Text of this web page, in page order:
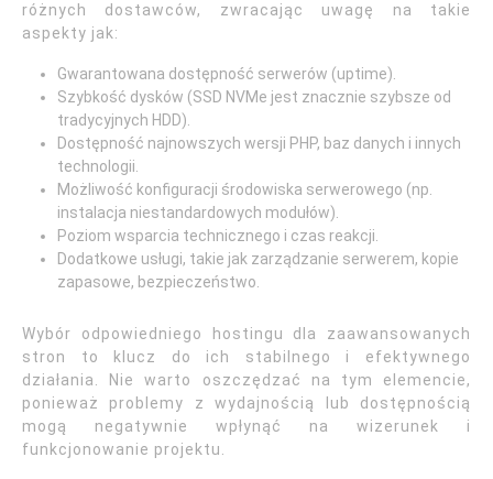
różnych dostawców, zwracając uwagę na takie
aspekty jak:
Gwarantowana dostępność serwerów (uptime).
Szybkość dysków (SSD NVMe jest znacznie szybsze od
tradycyjnych HDD).
Dostępność najnowszych wersji PHP, baz danych i innych
technologii.
Możliwość konfiguracji środowiska serwerowego (np.
instalacja niestandardowych modułów).
Poziom wsparcia technicznego i czas reakcji.
Dodatkowe usługi, takie jak zarządzanie serwerem, kopie
zapasowe, bezpieczeństwo.
Wybór odpowiedniego hostingu dla zaawansowanych
stron to klucz do ich stabilnego i efektywnego
działania. Nie warto oszczędzać na tym elemencie,
ponieważ problemy z wydajnością lub dostępnością
mogą negatywnie wpłynąć na wizerunek i
funkcjonowanie projektu.